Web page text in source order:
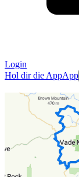
Login
Hol dir die AppApp